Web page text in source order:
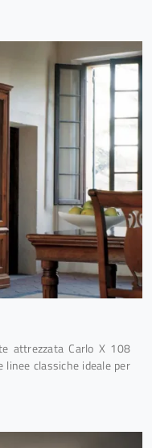
attrezzata Carlo X 108
linee classiche ideale per